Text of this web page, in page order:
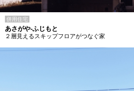
併用住宅
あさがや-ふじもと
２層見えるスキップフロアがつなぐ家